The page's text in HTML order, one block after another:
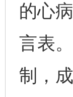
的心
言表
制，